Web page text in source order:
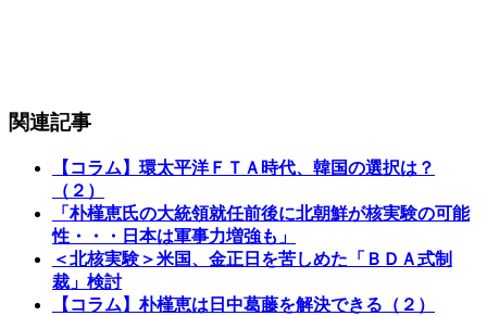
関連記事
【コラム】環太平洋ＦＴＡ時代、韓国の選択は？
（２）
「朴槿恵氏の大統領就任前後に北朝鮮が核実験の可能
性・・・日本は軍事力増強も」
＜北核実験＞米国、金正日を苦しめた「ＢＤＡ式制
裁」検討
【コラム】朴槿恵は日中葛藤を解決できる（２）